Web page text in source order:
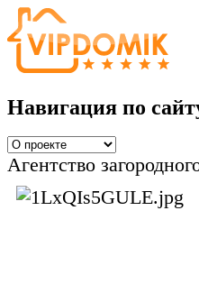
Навигация по
Агентство